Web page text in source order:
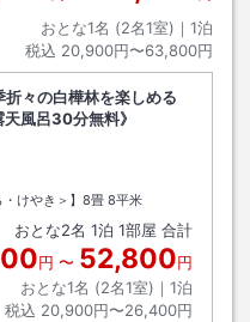
おとな1名 (2名1室)｜ 1泊
税込 20,900円〜63,800円
々の白樺林を楽しめる
風呂30分無料》
・けやき＞】8畳 8平米
おとな2名 1泊 1部屋 合計
円 〜 52,800円
おとな1名 (2名1室)｜ 1泊
税込 20,900円〜26,400円